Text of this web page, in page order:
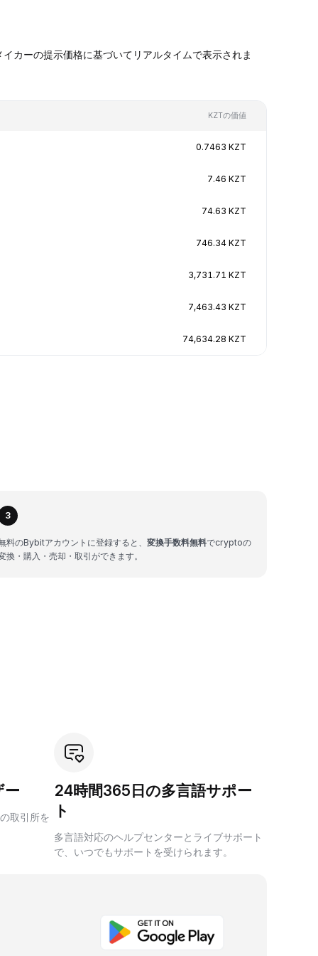
カーの提示価格に基づいてリアルタイムで表示されま
KZTの価値
0.7463 KZT
7.46 KZT
74.63 KZT
746.34 KZT
3,731.71 KZT
7,463.43 KZT
74,634.28 KZT
3
料のBybitアカウントに登録すると、 変換手数料無料でcryptoの
換・購入・売却・取引ができます。
ー
取引所を
24時間365日の多言語サポー
ト
多言語対応のヘルプセンターとライブサポート
で、いつでもサポートを受けられます。